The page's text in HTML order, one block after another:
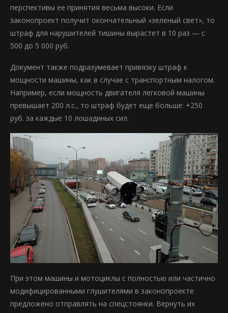
перспективы ее принятия весьма высоки. Если
законопроект получит окончательный «зеленый свет», то
штраф для нарушителей тишины вырастет в 10 раз — с
500 до 5 000 руб.
Документ также подразумевает привязку штраф к
мощности машины, как в случае с транспортным налогом.
Например, если мощность двигателя легковой машины
превышает 200 л.с., то штраф будет еще больше: +250
руб. за каждые 10 лошадиных сил.
При этом машины и мотоциклы с полностью или частично
модифицированными глушителями в законопроекте
предложено отправлять на спецстоянки. Вернуть их